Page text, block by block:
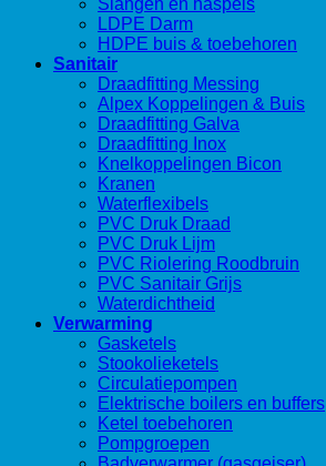
LDPE Darm
HDPE buis & toebehoren
Sanitair
Draadfitting Messing
Alpex Koppelingen & Buis
Draadfitting Galva
Draadfitting Inox
Knelkoppelingen Bicon
Kranen
Waterflexibels
PVC Druk Draad
PVC Druk Lijm
PVC Riolering Roodbruin
PVC Sanitair Grijs
Waterdichtheid
Verwarming
Gasketels
Stookolieketels
Circulatiepompen
Elektrische boilers en buffers
Ketel toebehoren
Pompgroepen